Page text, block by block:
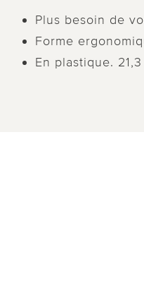
Plus besoin de
Forme
En plastique.